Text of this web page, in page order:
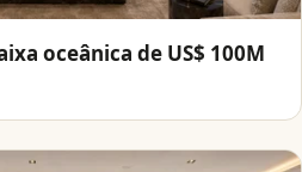
oceânica de US$ 100M